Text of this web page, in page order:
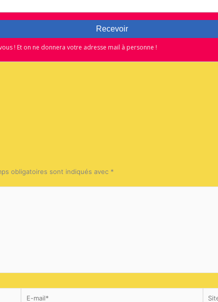
obligatoires sont indiqués avec *